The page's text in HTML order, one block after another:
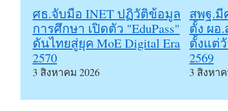
ศธ.จับมือ INET ปฏิวัติข้อมูล
การศึกษา เปิดตัว "EduPass"
ดันไทยสู่ยุค MoE Digital Era
2570
3 สิงหาคม 2026
สพฐ.มี
ตั้ง ผอ
ตั้งแต่
2569
3 สิงหา